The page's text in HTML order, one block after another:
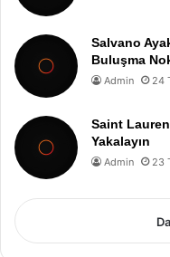
Salvano
Buluşma
Admin 24
Saint
Yakalayın
Admin 23